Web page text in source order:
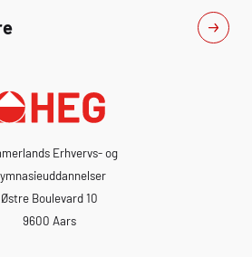
Erhvervs- og
Østre Boulevard 10
9600 Aars